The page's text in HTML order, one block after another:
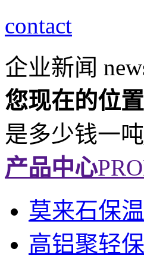
contact
企业新闻
您现在的位置
是多少钱一
产品中心
莫来石保
高铝聚轻